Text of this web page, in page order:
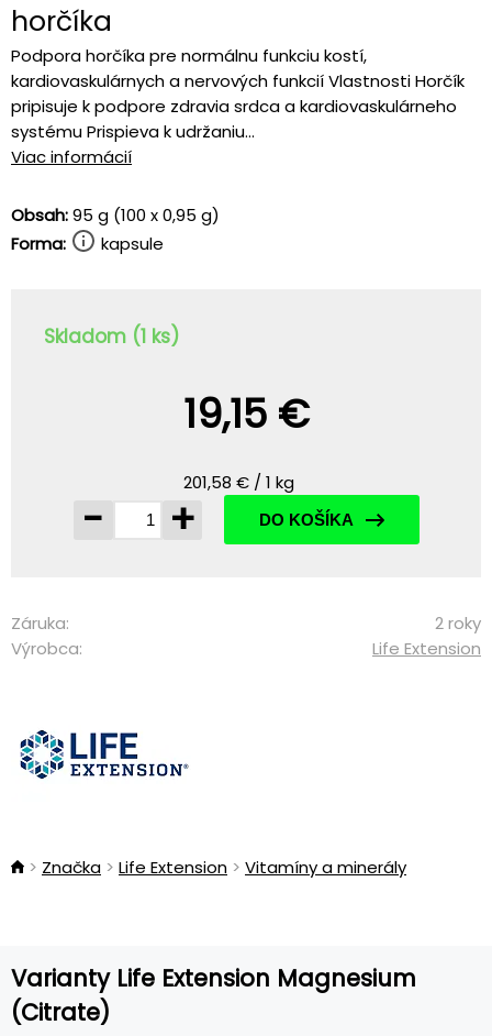
horčíka
Podpora horčíka pre normálnu funkciu kostí,
kardiovaskulárnych a nervových funkcií Vlastnosti Horčík
pripisuje k podpore zdravia srdca a kardiovaskulárneho
systému Prispieva k udržaniu...
Viac informácií
Obsah:95 g (100 x 0,95 g)
Forma:
kapsule
Skladom (1 ks)
19,15 €
201,58 € / 1 kg
- + DO KOŠÍKA
Záruka:
2 roky
Výrobca:
Life Extension
Značka Life Extension Vitamíny a minerály
Varianty Life Extension Magnesium
(Citrate)